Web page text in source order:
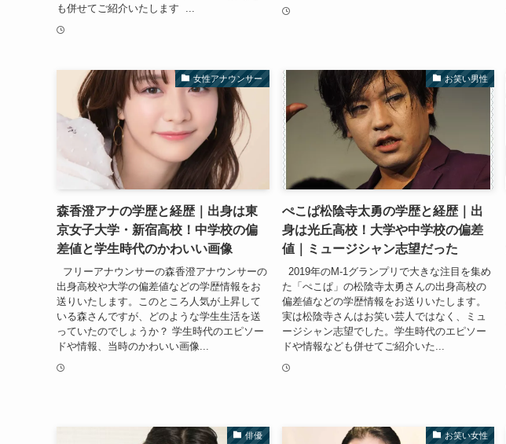
も併せてご紹介いたします ...
女性アナウンサー
森香澄アナの学歴と経歴｜出身は東
京女子大学・新宿高校！中学校の偏
差値と学生時代のかわいい画像
フリーアナウンサーの森香澄アナウンサーの
出身高校や大学の偏差値などの学歴情報をお
送りいたします。このところ人気が上昇して
いる森さんですが、どのような学生生活を送
っていたのでしょうか？ 学生時代のエピソー
ドや情報、当時のかわいい画像...
お笑い男性
ぺこぱ松陰寺太勇の学歴と経歴｜出
身は光丘高校！大学や中学校の偏差
値｜ミュージシャン志望だった
2019年のM‐1グランプリで大きな注目を集め
た「ぺこぱ」の松陰寺太勇さんの出身高校の
偏差値などの学歴情報をお送りいたします。
実は松陰寺さんはお笑い芸人ではなく、ミュ
ージシャン志望でした。学生時代のエピソー
ドや情報なども併せてご紹介いた...
俳優 お笑い女性